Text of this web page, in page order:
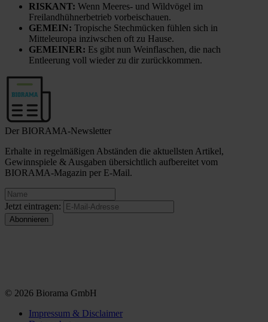
RISKANT: Wenn Meeres- und Wildvögel im
Freilandhühnerbetrieb vorbeischauen.
GEMEIN: Tropische Stechmücken fühlen sich in
Mitteleuropa inziwschen oft zu Hause.
GEMEINER: Es gibt nun Weinflaschen, die nach
Entleerung voll wieder zu dir zurückkommen.
Der BIORAMA-Newsletter
Erhalte in regelmäßigen Abständen die aktuellsten Artikel,
Gewinnspiele & Ausgaben übersichtlich aufbereitet vom
BIORAMA-Magazin per E-Mail.
Jetzt eintragen:
© 2026 Biorama GmbH
Impressum & Disclaimer